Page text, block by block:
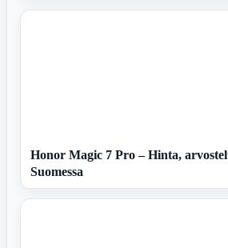
Honor Magic 7 Pro – Hinta,
Suomessa